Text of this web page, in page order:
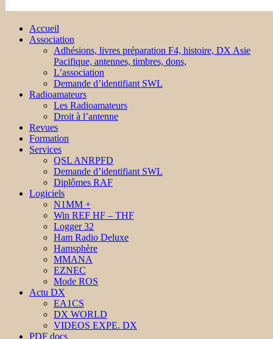
Accueil
Association
Adhésions, livres préparation F4, histoire, DX Asie
Pacifique, antennes, timbres, dons,
L’association
Demande d’identifiant SWL
Radioamateurs
Les Radioamateurs
Droit à l’antenne
Revues
Formation
Services
QSL ANRPFD
Demande d’identifiant SWL
Diplômes RAF
Logiciels
N1MM +
Win REF HF – THF
Logger 32
Ham Radio Deluxe
Hamsphère
MMANA
EZNEC
Mode ROS
Actu DX
EA1CS
DX WORLD
VIDEOS EXPE. DX
PDF docs